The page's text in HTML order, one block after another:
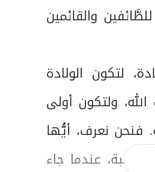
والقائمين
لتكون الولادة
ولتكون أولى
نعرف، أيُّها
عندما جاء